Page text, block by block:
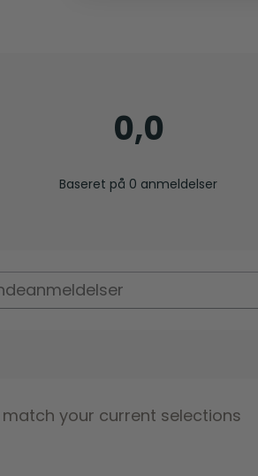
0,0
Baseret på 0 anmeldelser
match your current selections